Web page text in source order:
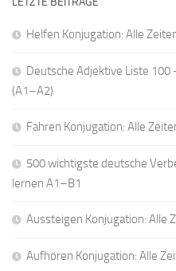
Helfen Konjugation: Alle
Deutsche Adjektive Liste
(A1–A2)
Fahren Konjugation: Alle
500 wichtigste deutsche
lernen A1–B1
Aussteigen Konjugation: Alle
Aufhören Konjugation: Alle